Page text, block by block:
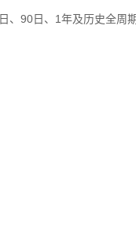
、90日、1年及历史全周